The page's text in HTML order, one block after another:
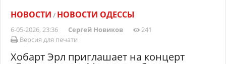
НОВОСТИ / НОВОСТИ ОДЕССЫ
6-05-2026, 23:36 Сергей Новиков
241
Версия для печати
Хобарт Эрл приглашает на концерт